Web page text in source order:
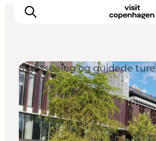
Aktiviteter
Mat och dryck
Planera din resa
Sightseeing og guidede ture